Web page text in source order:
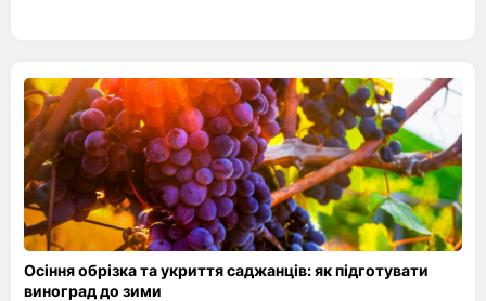
Осіння обрізка та укриття саджанців: як підготувати
виноград до зими